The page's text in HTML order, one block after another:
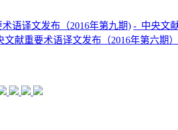
语译文发布（2016年第九期) - 中央文
文献重要术语译文发布（2016年第六期）